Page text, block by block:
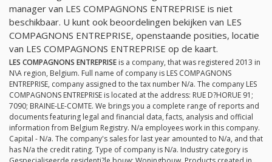
manager van LES COMPAGNONS ENTREPRISE is niet
beschikbaar. U kunt ook beoordelingen bekijken van LES
COMPAGNONS ENTREPRISE, openstaande posities, locatie
van LES COMPAGNONS ENTREPRISE op de kaart.
LES COMPAGNONS ENTREPRISE is a company, that was registered 2013 in
N\A region, Belgium. Full name of company is LES COMPAGNONS
ENTREPRISE, company assigned to the tax number N/a. The company LES
COMPAGNONS ENTREPRISE is located at the address: RUE D?HORUE 91;
7090; BRAINE-LE-COMTE. We brings you a complete range of reports and
documents featuring legal and financial data, facts, analysis and official
information from Belgium Registry. N/a employees work in this company.
Capital - N/a. The company's sales for last year amounted to N/a, and that
has N/a the credit rating. Type of company is N/a. Industry category is